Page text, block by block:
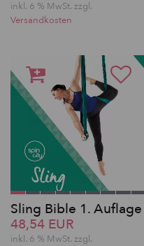
inkl. 6 % MwSt. zzgl.
Versandkosten
Sling Bible 1. Auflage
48,54 EUR
inkl. 6 % MwSt. zzgl.